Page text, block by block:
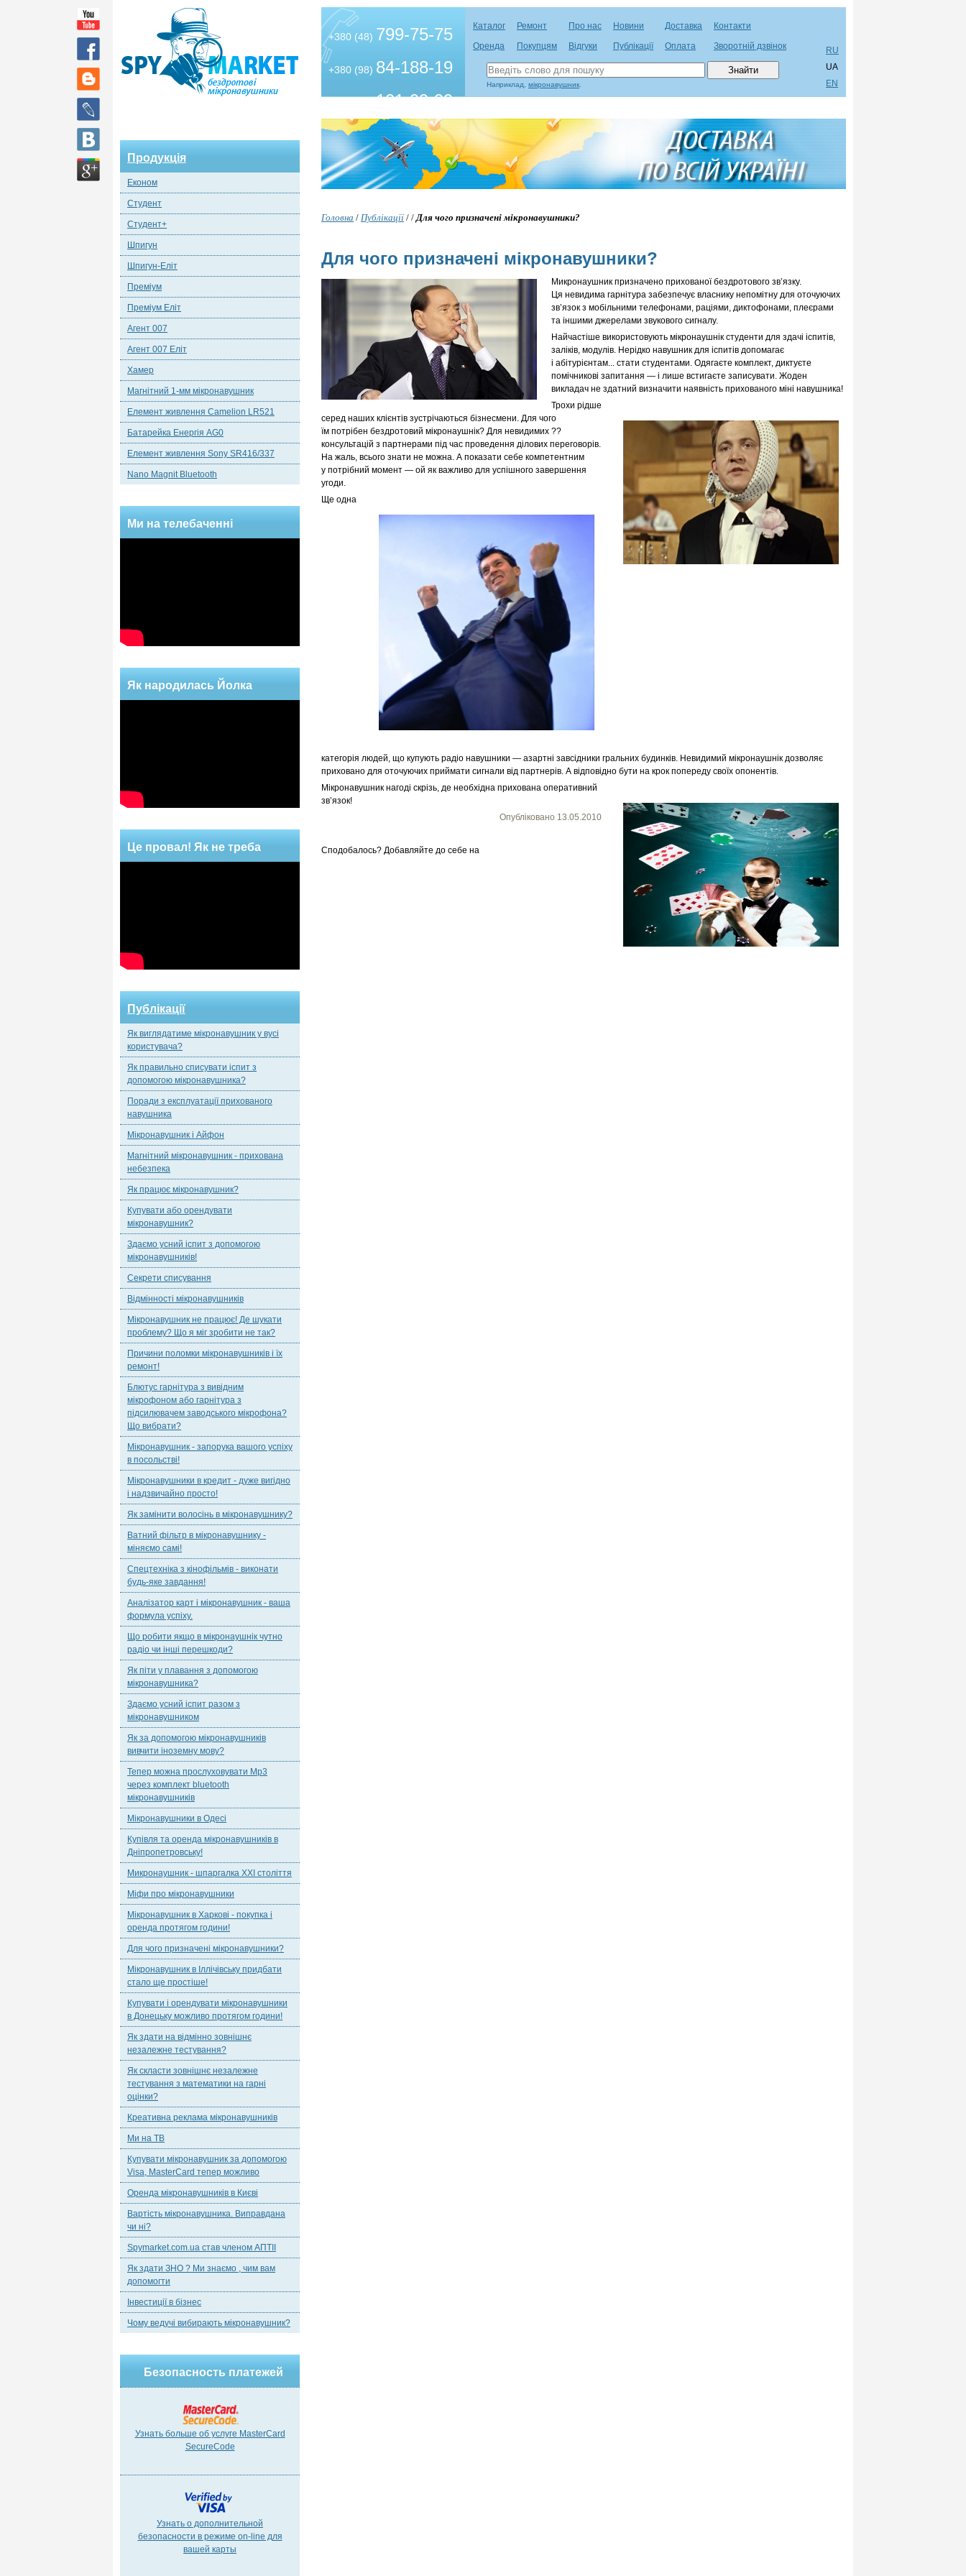
+380 (48) 799-75-75
+380 (98) 84-188-19
101-99-99
Каталог
Оренда
Ремонт
Покупцям
Про нас
Відгуки
Новини
Публікації
Доставка
Оплата
Контакти
Зворотній дзвінок
Наприклад, мікронавушник
RU
UA
EN
Продукція
Економ
Студент
Студент+
Шпигун
Шпигун-Еліт
Преміум
Преміум Еліт
Агент 007
Агент 007 Еліт
Хамер
Магнітний 1-мм мікронавушник
Елемент живлення Camelion LR521
Батарейка Енергія AG0
Елемент живлення Sony SR416/337
Nano Magnit Bluetooth
Ми на телебаченні
Як народилась Йолка
Це провал! Як не треба
Публікації
Як виглядатиме мікронавушник у вусі
користувача?
Як правильно списувати іспит з
допомогою мікронавушника?
Поради з експлуатації прихованого
навушника
Мікронавушник і Айфон
Магнітний мікронавушник - прихована
небезпека
Як працює мікронавушник?
Купувати або орендувати
мікронавушник?
Здаємо усний іспит з допомогою
мікронавушників!
Секрети списування
Відмінності мікронавушників
Мікронавушник не працює! Де шукати
проблему? Що я міг зробити не так?
Причини поломки мікронавушників і їх
ремонт!
Блютус гарнітура з вивідним
мікрофоном або гарнітура з
підсилювачем заводського мікрофона?
Що вибрати?
Мікронавушник - запорука вашого успіху
в посольстві!
Мікронавушники в кредит - дуже вигідно
і надзвичайно просто!
Як замінити волосінь в мікронавушнику?
Ватний фільтр в мікронавушнику -
міняємо самі!
Спецтехніка з кінофільмів - виконати
будь-яке завдання!
Аналізатор карт і мікронавушник - ваша
формула успіху.
Що робити якщо в мікронаушнік чутно
радіо чи інші перешкоди?
Як піти у плавання з допомогою
мікронавушника?
Здаємо усний іспит разом з
мікронавушником
Як за допомогою мікронавушників
вивчити іноземну мову?
Тепер можна прослуховувати Mp3
через комплект bluetooth
мікронавушників
Мікронавушники в Одесі
Купівля та оренда мікронавушників в
Дніпропетровську!
Микронаушник - шпаргалка XXI століття
Міфи про мікронавушники
Мікронавушник в Харкові - покупка і
оренда протягом години!
Для чого призначені мікронавушники?
Мікронавушник в Іллічівську придбати
стало ще простіше!
Купувати і орендувати мікронавушники
в Донецьку можливо протягом години!
Як здати на відмінно зовнішнє
незалежне тестування?
Як скласти зовнішнє незалежне
тестування з математики на гарні
оцінки?
Креативна реклама мікронавушників
Ми на ТВ
Купувати мікронавушник за допомогою
Visa, MasterCard тепер можливо
Оренда мікронавушників в Києві
Вартість мікронавушника. Виправдана
чи ні?
Spymarket.com.ua став членом АПТІІ
Як здати ЗНО ? Ми знаємо , чим вам
допомогти
Інвестиції в бізнес
Чому ведучі вибирають мікронавушник?
Безопасность платежей
Узнать больше об услуге MasterCard
SecureCode
Узнать о дополнительной
безопасности в режиме on-line для
вашей карты
Головна / Публікації / /Для чого призначені мікронавушники?
Для чого призначені мікронавушники?
Микронаушник призначено прихованої бездротового зв’язку.
Ця невидима гарнітура забезпечує власнику непомітну для оточуючих
зв’язок з мобільними телефонами, раціями, диктофонами, плеєрами
та іншими джерелами звукового сигналу.
Найчастіше використовують мікронаушнік студенти для здачі іспитів,
заліків, модулів. Нерідко навушник для іспитів допомагає
і абітурієнтам... стати студентами. Одягаєте комплект, диктуєте
помічникові запитання — і лише встигаєте записувати. Жоден
викладач не здатний визначити наявність прихованого міні навушника!
Трохи рідше
серед наших клієнтів зустрічаються бізнесмени. Для чого
їм потрібен бездротовий мікронаушнік? Для невидимих ??
консультацій з партнерами під час проведення ділових переговорів.
На жаль, всього знати не можна. А показати себе компетентним
у потрібний момент — ой як важливо для успішного завершення
угоди.
Ще одна
категорія людей, що купують радіо навушники — азартні завсідники гральних будинків. Невидимий мікронаушнік дозволяє
приховано для оточуючих приймати сигнали від партнерів. А відповідно бути на крок попереду своїх опонентів.
Мікронавушник нагоді скрізь, де необхідна прихована оперативний
зв’язок!
Опубліковано 13.05.2010
Сподобалось? Добавляйте до себе на